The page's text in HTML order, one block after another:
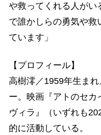
や救ってくれる人がい
で誰かしらの勇気や救
ています」
【プロフィール】
高樹澪／1959年生ま
ー。映画『アトのセカ
ヴィラ』（いずれも
的に活動している。